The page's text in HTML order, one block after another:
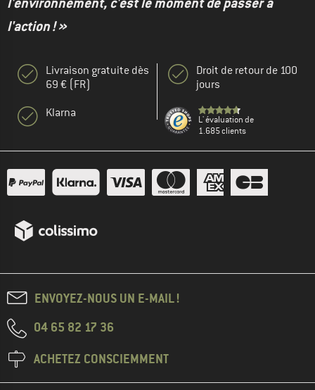
l'action ! »
Livraison gratuite dès
69 € (FR)
Klarna
Droit de retour de 100
jours
L' évaluation de
1.685 clients
ENVOYEZ-NOUS UN E-MAIL !
04 65 82 17 36
ACHETEZ CONSCIEMMENT